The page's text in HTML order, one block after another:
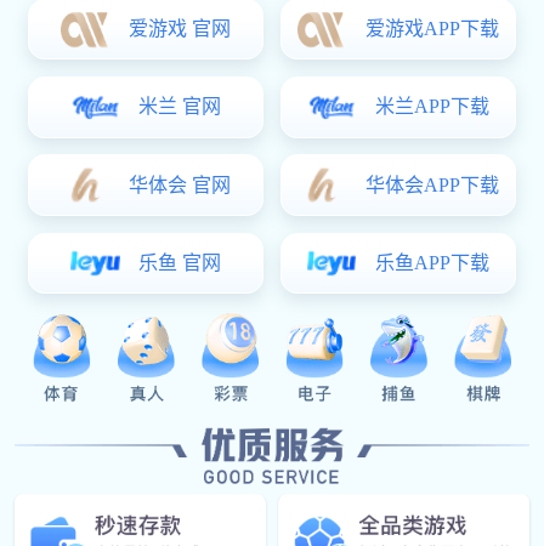
在签订合同后按时发货，可谁知客户提货的时候发现智能消防
水炮的外包装箱已经破碎，产品损坏程度不详。
当时客户看到这种情况后非常沮丧，因为客户明天就要按
照合同将智能消防水炮送到工地，一旦在时间上错过了，客户
将要面临赔付违约金的情况。当客户把这件事情告诉狗子28
多多28-科技赋能场景,让娱乐更有趣。 厂家后，狗子28 当
损失。
而安排的送货人员也是连夜驱车赶向南昌客户所在地，从
郑州到南昌大约1100公里，第二天早上7点前将智能消防水炮
安全的送到客户手里。客户感到震惊，竖起大拇指，说：辛苦
再次感谢狗子28 厂家及送货人员。